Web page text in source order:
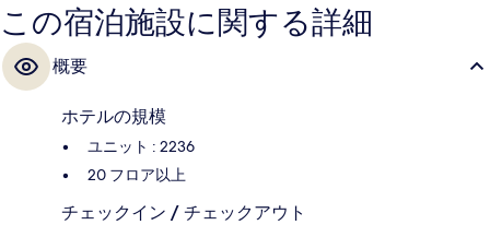
す。中心部というロケーションや周辺の観光スポットが旅行者の高い評
価を得ています。周辺ではさまざまな公共交通機関を利用できます。ハ
ラーズ & ザ LINQ 駅までは 6 分、フラミンゴ - シーザーズ パレス モノ
レール駅までは 8 分です。
この宿泊施設に関する詳細
概要
ホテルの規模
ユニット : 2236
20 フロア以上
チェックイン / チェックアウト